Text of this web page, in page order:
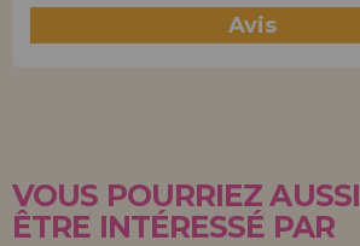
Avis
VOUS POURRIEZ AUSSI
ÊTRE INTÉRESSÉ PAR